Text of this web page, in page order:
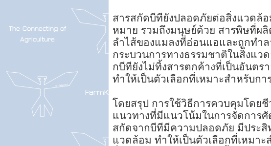
สารสกัดบีทียังปลอดภัยต่อสิ่งแวดล้
หมาย รวมถึงมนุษย์ด้วย สารพิษที่ผลิ
ลำไส้ของแมลงที่อ่อนแอและถูกทำล
กระบวนการทางธรรมชาติในสิ่งแว
กบีทียังไม่ทิ้งสารตกค้างที่เป็นอันต
ทำให้เป็นตัวเลือกที่เหมาะสำหรับก
โดยสรุป การใช้วิธีการควบคุมโดย
แนวทางที่มีแนวโน้มในการจัดการ
สกัดจากบีทีมีความปลอดภัย มีประสิ
แวดล้อม ทำให้เป็นตัวเลือกที่เหมา